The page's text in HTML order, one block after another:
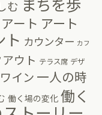
む
アート アート
ト カウンター カフ
ウト テラス席 デザ
ワイン 一人の時
働く場の変化 働く